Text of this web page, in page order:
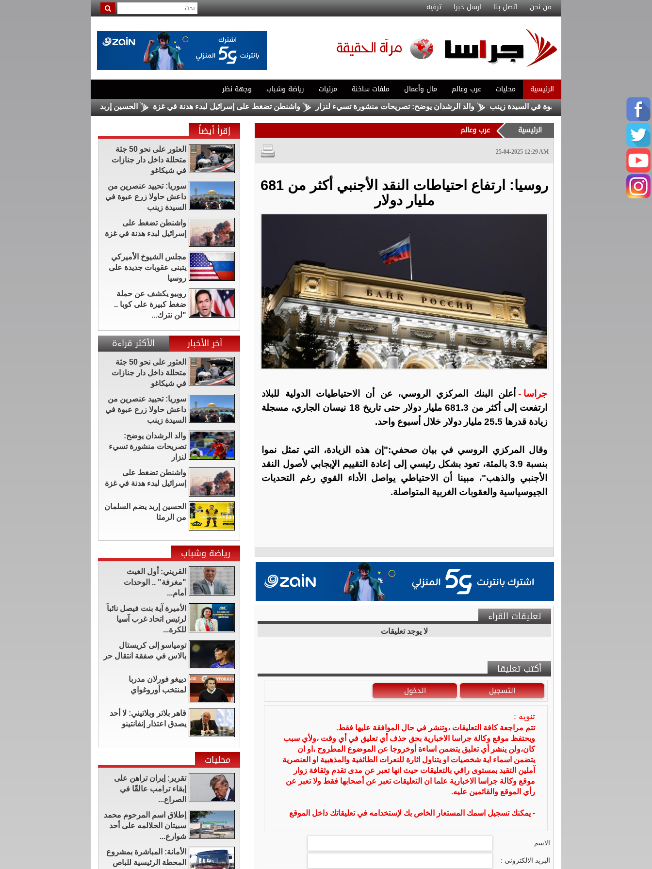
من نحن اتصل بنا ارسل خبرا ترفيه
الرئيسية محليات عرب وعالم مال وأعمال ملفات ساخنة مرئيات رياضة وشباب وجهة نظر
من داعش حاولا زرع عبوة في السيدة زينب والد الرشدان يوضح: تصريحات منشورة تسيء لنزار واشنطن تضغط على إسرائيل لبدء هدنة في غزة الحسين إربد يضم السلمان من الرمثا
الرئيسية عرب وعالم
25-04-2025 12:29 AM
روسيا: ارتفاع احتياطات النقد الأجنبي أكثر من 681
مليار دولار
جراسا - أعلن البنك المركزي الروسي، عن أن الاحتياطيات الدولية للبلاد
ارتفعت إلى أكثر من 681.3 مليار دولار حتى تاريخ 18 نيسان الجاري، مسجلة
زيادة قدرها 25.5 مليار دولار خلال أسبوع واحد.
وقال المركزي الروسي في بيان صحفي:"إن هذه الزيادة، التي تمثل نموا
بنسبة 3.9 بالمئة، تعود بشكل رئيسي إلى إعادة التقييم الإيجابي لأصول النقد
الأجنبي والذهب"، مبينا أن الاحتياطي يواصل الأداء القوي رغم التحديات
الجيوسياسية والعقوبات الغربية المتواصلة.
تعليقات القراء
لا يوجد تعليقات
أكتب تعليقا
التسجيل الدخول
تنويه :
تتم مراجعة كافة التعليقات ،وتنشر في حال الموافقة عليها فقط.
ويحتفظ موقع وكالة جراسا الاخبارية بحق حذف أي تعليق في أي وقت ،ولأي سبب
كان،ولن ينشر أي تعليق يتضمن اساءة أوخروجا عن الموضوع المطروح ،او ان
يتضمن اسماء اية شخصيات او يتناول اثارة للنعرات الطائفية والمذهبية او العنصرية
آملين التقيد بمستوى راقي بالتعليقات حيث انها تعبر عن مدى تقدم وثقافة زوار
موقع وكالة جراسا الاخبارية علما ان التعليقات تعبر عن أصحابها فقط ولا تعبر عن
رأي الموقع والقائمين عليه.
- يمكنك تسجيل اسمك المستعار الخاص بك لإستخدامه في تعليقاتك داخل الموقع
الاسم :
البريد الالكتروني :
إقرأ أيضاً
العثور على نحو 50 جثة
متحللة داخل دار جنازات
في شيكاغو
سوريا: تحييد عنصرين من
داعش حاولا زرع عبوة في
السيدة زينب
واشنطن تضغط على
إسرائيل لبدء هدنة في غزة
مجلس الشيوخ الأميركي
يتبنى عقوبات جديدة على
روسيا
روبيو يكشف عن حملة
ضغط كبيرة على كوبا ..
"لن نترك...
آخر الأخبار الأكثر قراءة
العثور على نحو 50 جثة
متحللة داخل دار جنازات
في شيكاغو
سوريا: تحييد عنصرين من
داعش حاولا زرع عبوة في
السيدة زينب
والد الرشدان يوضح:
تصريحات منشورة تسيء
لنزار
واشنطن تضغط على
إسرائيل لبدء هدنة في غزة
الحسين إربد يضم السلمان
من الرمثا
رياضة وشباب
القريني: أول الغيث
"مغرفة" .. الوحدات
أمام...
الأميرة آية بنت فيصل نائباً
لرئيس اتحاد غرب آسيا
للكرة...
تومياسو إلى كريستال
بالاس في صفقة انتقال حر
دييغو فورلان مدربا
لمنتخب أوروغواي
قاهر بلاتر وبلاتيني: لا أحد
يصدق اعتذار إنفانتينو
محليات
تقرير: إيران تراهن على
إبقاء ترامب عالقًا في
الصراع...
إطلاق اسم المرحوم محمد
سبيتان الحلالمه على أحد
شوارع...
الأمانة: المباشرة بمشروع
المحطة الرئيسية للباص